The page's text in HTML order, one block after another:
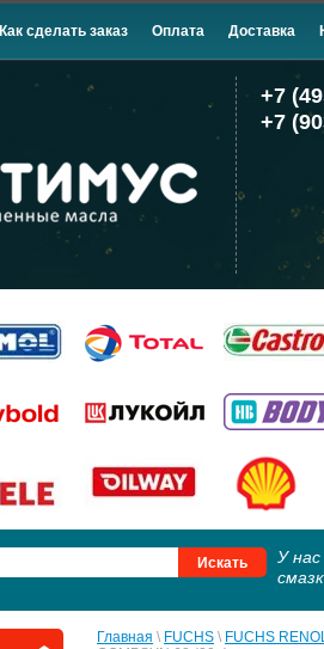
Как сделать заказ Оплата Доставка
+7
+7
У
Главная \ FUCHS \ FUCHS